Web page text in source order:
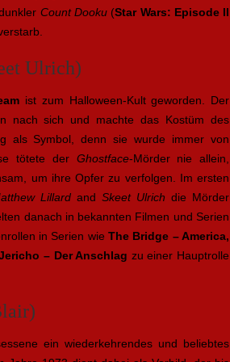
Count Dooku(Star Wars: Episode II
Ulrich)
ist zum Halloween-Kult geworden. Der
nach sich und machte das Kostüm des
als Symbol, denn sie wurde immer von
tötete der Ghostface-Mörder nie allein,
um ihre Opfer zu verfolgen. Im ersten
Lillard and Skeet Ulrich die Mörder
danach in bekannten Filmen und Serien
in Serien wie The Bridge – America,
– Der Anschlag zu einer Hauptrolle
ein wiederkehrendes und beliebtes